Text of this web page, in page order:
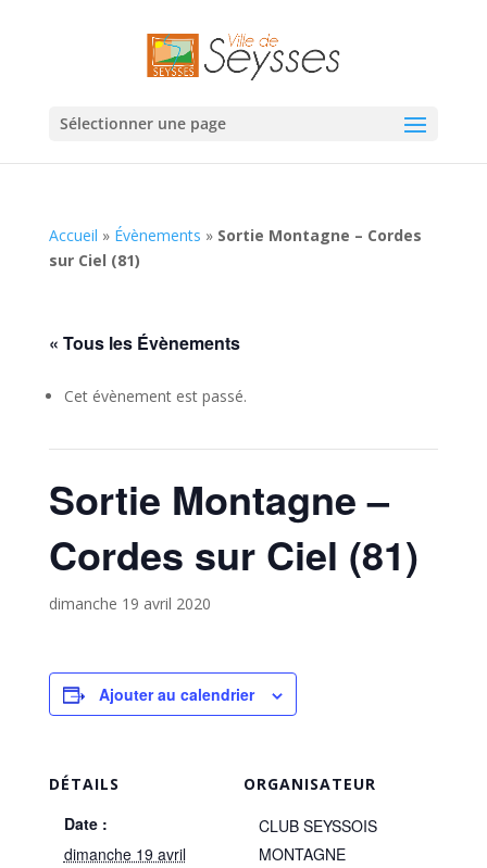
Sélectionner une page
Accueil » Évènements » Sortie Montagne – Cordes
sur Ciel (81)
« Tous les Évènements
Cet évènement est passé.
Sortie Montagne –
Cordes sur Ciel (81)
dimanche 19 avril 2020
Ajouter au calendrier
DÉTAILS
Date :
dimanche 19 avril
ORGANISATEUR
CLUB SEYSSOIS
MONTAGNE